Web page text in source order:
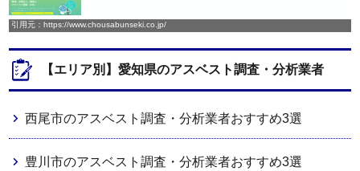
引用元：https://www.chousabunseki.co.jp/
【エリア別】愛知県のアスベスト調査・分析業者
西尾市のアスベスト調査・分析業者おすすめ3選
豊川市のアスベスト調査・分析業者おすすめ3選